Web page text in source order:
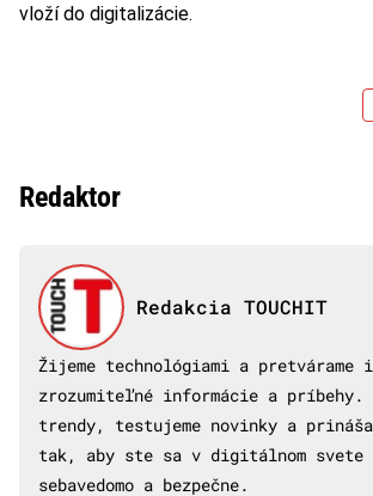
vloží do digitalizácie.
Redaktor
Redakcia TOUCHIT
Žijeme technológiami a pretvárame
zrozumiteľné informácie a príbehy.
trendy, testujeme novinky a
tak, aby ste sa v digitálnom
sebavedomo a bezpečne.